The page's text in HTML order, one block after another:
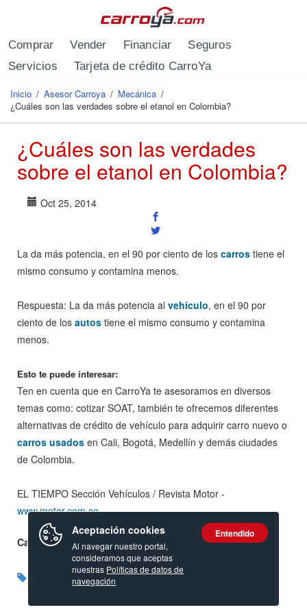
Comprar Vender Financiar
Seguros
Servicios
Tarjeta de crédito CarroYa
Se encuentra usted aquí
Inicio / Asesor Carroya / Mecánica /
¿Cuáles son las verdades sobre el etanol en Colombia?
¿Cuáles son las verdades
sobre el etanol en Colombia?
Oct 25, 2014
La da más potencia, en el 90 por ciento de los carros tiene el
mismo consumo y contamina menos.
Respuesta: La da más potencia al vehículo, en el 90 por
ciento de los autos tiene el mismo consumo y contamina
menos.
Esto te puede interesar:
Ten en cuenta que en CarroYa te asesoramos en diversos
temas como: cotizar SOAT, también te ofrecemos diferentes
alternativas de crédito de vehículo para adquirir carro nuevo o
carros usados en Cali, Bogotá, Medellín y demás ciudades
de Colombia.
EL TIEMPO Sección Vehículos / Revista Motor -
www.motor.com.co
Calificación:
Aceptación cookies
Al navegar nuestro portal,
consideramos que aceptas
nuestras Políticas de datos de
navegación
Entendido